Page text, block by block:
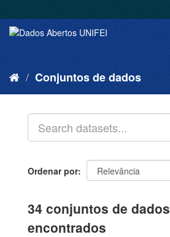
Conjuntos de dados
Ordenar por
34 conjuntos de dados
encontrados